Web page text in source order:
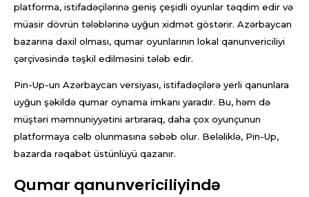
platforma, istifadəçilərinə geniş çeşidli oyunlar təqdim edir və
müasir dövrün tələblərinə uyğun xidmət göstərir. Azərbaycan
bazarına daxil olması, qumar oyunlarının lokal qanunvericiliyi
çərçivəsində təşkil edilməsini tələb edir.
Pin-Up-un Azərbaycan versiyası, istifadəçilərə yerli qanunlara
uyğun şəkildə qumar oynama imkanı yaradır. Bu, həm də
müştəri məmnuniyyətini artıraraq, daha çox oyunçunun
platformaya cəlb olunmasına səbəb olur. Beləliklə, Pin-Up,
bazarda rəqabət üstünlüyü qazanır.
Qumar qanunvericiliyində